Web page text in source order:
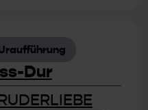
Dur